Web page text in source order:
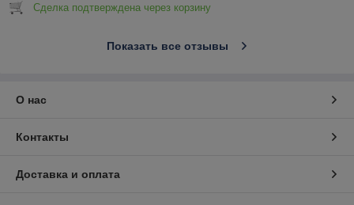
Сделка подтверждена через корзину
Показать все отзывы
О нас
Контакты
Доставка и оплата